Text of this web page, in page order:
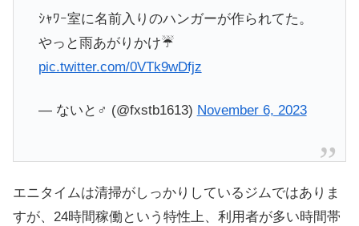
ｼｬﾜｰ室に名前入りのハンガーが作られてた。
やっと雨あがりかけ☔
pic.twitter.com/0VTk9wDfjz
— ないと♂️ (@fxstb1613) November 6, 2023
エニタイムは清掃がしっかりしているジムではありま
すが、24時間稼働という特性上、利用者が多い時間帯